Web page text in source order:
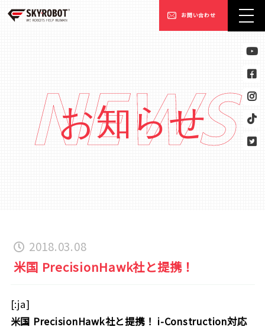
お問い合わせ
NEWS
お知らせ
2018.03.08
米国 PrecisionHawk社と提携！
[:ja]
米国 PrecisionHawk社と提携！ i-Construction対応